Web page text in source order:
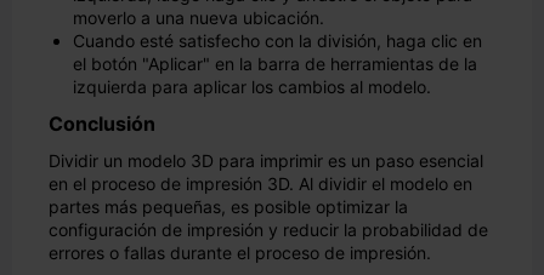
moverlo a una nueva ubicación.
Cuando esté satisfecho con la división, haga clic en
el botón "Aplicar" en la barra de herramientas de la
izquierda para aplicar los cambios al modelo.
Conclusión
Dividir un modelo 3D para imprimir es un paso esencial
en el proceso de impresión 3D. Al dividir el modelo en
partes más pequeñas, es posible optimizar la
configuración de impresión y reducir la probabilidad de
errores o fallas durante el proceso de impresión.